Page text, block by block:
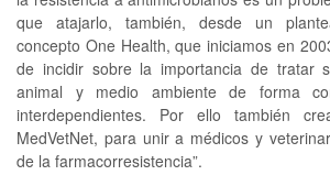
que atajarlo, también, desde un
concepto One Health, que iniciamos en
de incidir sobre la importancia de tratar
animal y medio ambiente de forma
interdependientes. Por ello también
MedVetNet, para unir a médicos y
de la farmacorresistencia”.